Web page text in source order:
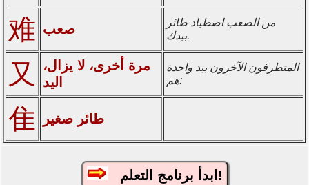
难 صعب
من الصعب اصطياد طائر
بيدك.
又
مرة أخرى، لا يزال،
اليد
المتطرفون الآخرون بيد واحدة
هم:
隹 طائر صغير
ابدأ برنامج التعلم!